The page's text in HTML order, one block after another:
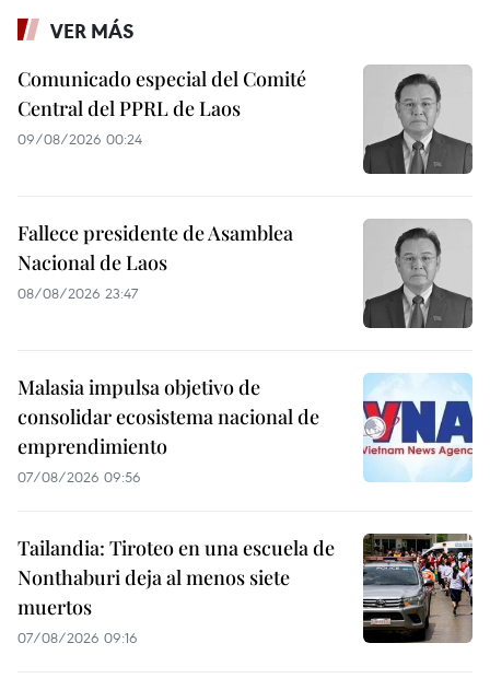
VER MÁS
Comunicado especial del Comité
Central del PPRL de Laos
09/08/2026 00:24
Fallece presidente de Asamblea
Nacional de Laos
08/08/2026 23:47
Malasia impulsa objetivo de
consolidar ecosistema nacional de
emprendimiento
07/08/2026 09:56
Tailandia: Tiroteo en una escuela de
Nonthaburi deja al menos siete
muertos
07/08/2026 09:16